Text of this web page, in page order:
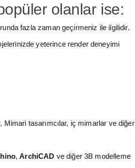
olanlar ise:
fazla zaman geçirmeniz ile ilgilidir.
yeterince render deneyimi
tasarımcılar, iç mimarlar ve diğer
,ArchiCAD ve diğer 3B modelleme